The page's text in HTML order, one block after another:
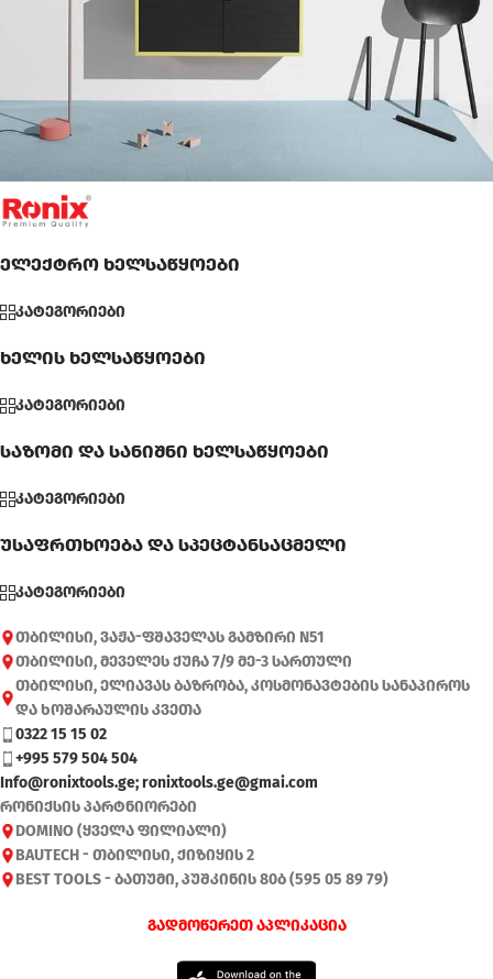
Suspendisse quam at vestibulum
ელექტრო ხელსაწყოები
კატეგორიები
ხელის ხელსაწყოები
კატეგორიები
საზომი და სანიშნი ხელსაწყოები
კატეგორიები
უსაფრთხოება და სპეცტანსაცმელი
კატეგორიები
თბილისი, ვაჟა-ფშაველას გამზირი N51
თბილისი, მეველეს ქუჩა 7/9 მე-3 სართული
თბილისი, ელიავას ბაზრობა, კოსმონავტების სანაპიროს
და ხოშარაულის კვეთა
0322 15 15 02
+995 579 504 504
Info@ronixtools.ge; ronixtools.ge@gmai.com
რონიქსის პარტნიორები
DOMINO (ყველა ფილიალი)
BAUTECH - თბილისი, ქიზიყის 2
BEST TOOLS - ბათუმი, პუშკინის 80ბ (595 05 89 79)
გადმოწერეთ აპლიკაცია